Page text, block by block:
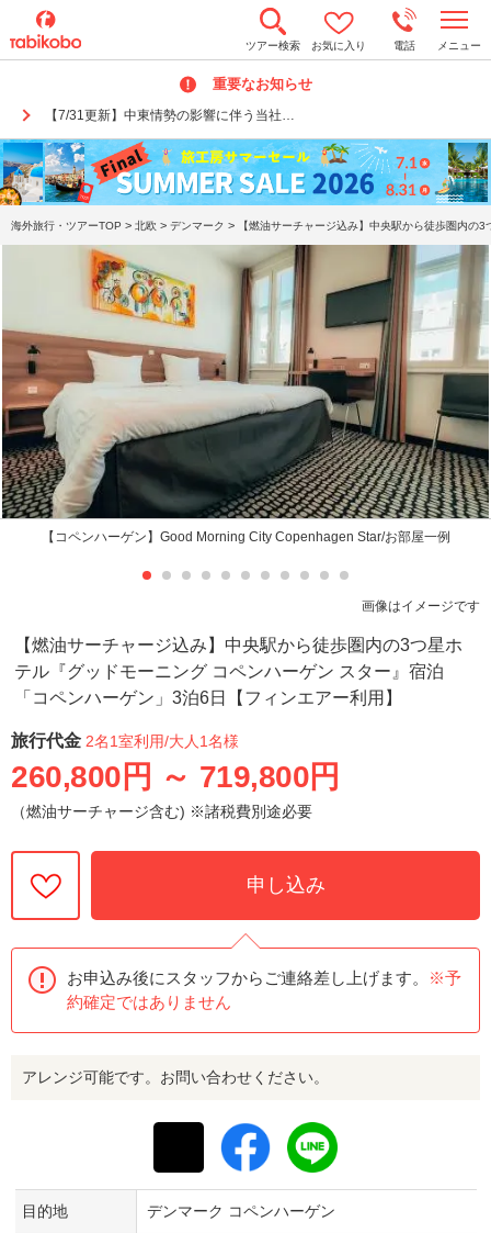
ツアー検索 お気に入り 電話 メニュー
重要なお知らせ
【7/31更新】中東情勢の影響に伴う当社…
o
n
a
v
i
g
a
t
i
o
海外旅行・ツアーTOP > 北欧 > デンマーク > 【燃油サーチャージ込み】中央駅から徒歩圏内
【コペンハーゲン】Good Morning City Copenhagen Star/お部屋一例
画像はイメージです
【燃油サーチャージ込み】中央駅から徒歩圏内の3つ星ホ
テル『グッドモーニング コペンハーゲン スター』宿泊
「コペンハーゲン」3泊6日【フィンエアー利用】
旅行代金 2名1室利用/大人1名様
260,800円 ～ 719,800円
（燃油サーチャージ含む) ※諸税費別途必要
申し込み
お申込み後にスタッフからご連絡差し上げます。
※予
約確定ではありません
アレンジ可能です。お問い合わせください。
目的地 デンマーク コペンハーゲン